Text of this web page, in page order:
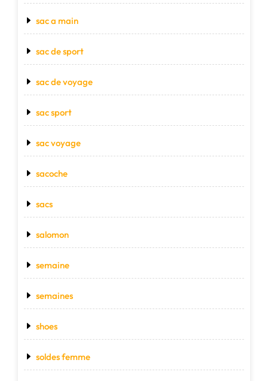
sac a main
sac de sport
sac de voyage
sac sport
sac voyage
sacoche
sacs
salomon
semaine
semaines
shoes
soldes femme